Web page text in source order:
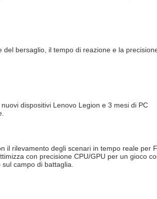
bersaglio, il tempo di reazione e la
dispositivi Lenovo Legion e 3 mesi di PC
il rilevamento degli scenari in tempo reale per
con precisione CPU/GPU per un gioco
campo di battaglia.